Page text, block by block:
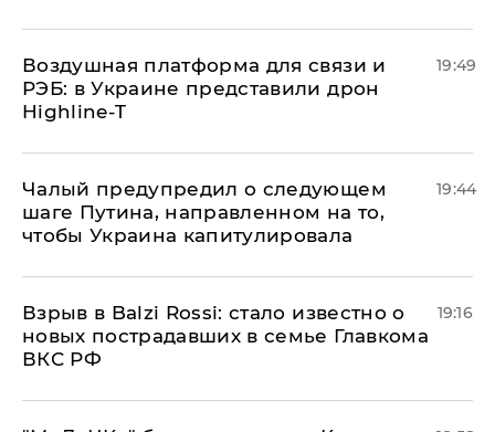
Воздушная платформа для связи и
РЭБ: в Украине представили дрон
Highline-T
19:49
Чалый предупредил о следующем
шаге Путина, направленном на то,
чтобы Украина капитулировала
19:44
Взрыв в Balzi Rossi: стало известно о
новых пострадавших в семье Главкома
ВКС РФ
19:16